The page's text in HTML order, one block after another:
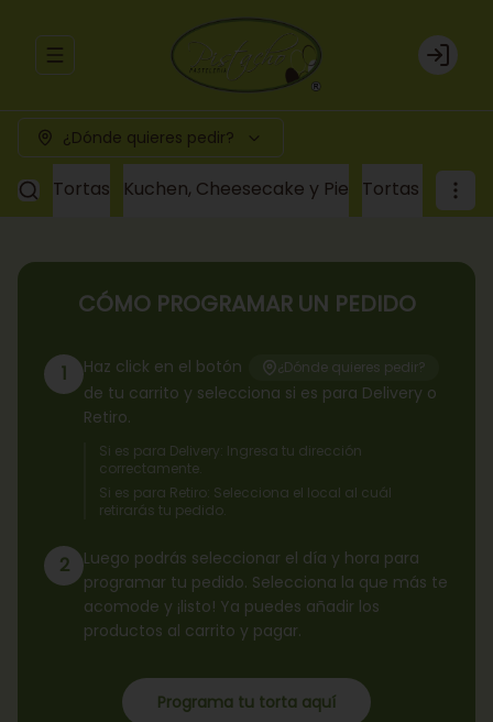
Abrir menu de navegación Login
¿Dónde quieres pedir?
Tortas Kuchen, Cheesecake y Pie Tortas a
CÓMO PROGRAMAR UN PEDIDO
1 Haz click en el botón ¿Dónde quieres pedir?
de tu carrito y selecciona si es para Delivery o
Retiro.
Si es para Delivery: Ingresa tu dirección
correctamente.
Si es para Retiro: Selecciona el local al cuál
retirarás tu pedido.
2
Luego podrás seleccionar el día y hora para
programar tu pedido. Selecciona la que más te
acomode y ¡listo! Ya puedes añadir los
productos al carrito y pagar.
Programa tu torta aquí